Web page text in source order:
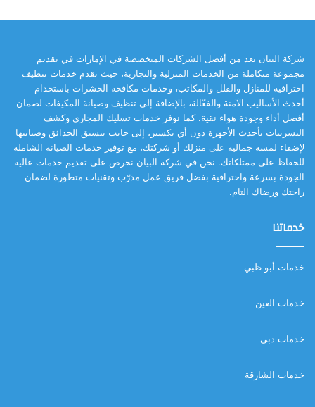
شركة البيان تعد من أفضل الشركات المتخصصة في الإمارات في تقديم
مجموعة متكاملة من الخدمات المنزلية والتجارية، حيث نقدم خدمات تنظيف
احترافية للمنازل والفلل والمكاتب، وخدمات مكافحة الحشرات باستخدام
أحدث الأساليب الآمنة والفعّالة، بالإضافة إلى تنظيف وصيانة المكيفات لضمان
أفضل أداء وجودة هواء نقية. كما نوفر خدمات تسليك المجاري وكشف
التسريبات بأحدث الأجهزة دون أي تكسير، إلى جانب تنسيق الحدائق وصيانتها
لإضفاء لمسة جمالية على منزلك أو شركتك، مع توفير خدمات الصيانة الشاملة
للحفاظ على ممتلكاتك. نحن في شركة البيان نحرص على تقديم خدمات عالية
الجودة بسرعة واحترافية بفضل فريق عمل مدرّب وتقنيات متطورة لضمان
راحتك ورضاك التام.
خدماتنا
خدمات أبو ظبي
خدمات العين
خدمات دبي
خدمات الشارقة